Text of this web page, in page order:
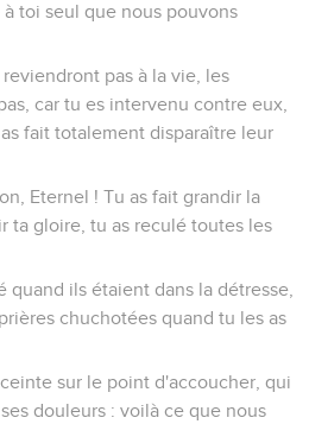
toi seul que nous pouvons
pas à la vie, les
car tu es intervenu contre eux,
fait totalement disparaître leur
Eternel ! Tu as fait grandir la
ta gloire, tu as reculé toutes les
quand ils étaient dans la détresse,
chuchotées quand tu les as
sur le point d'accoucher, qui
douleurs : voilà ce que nous